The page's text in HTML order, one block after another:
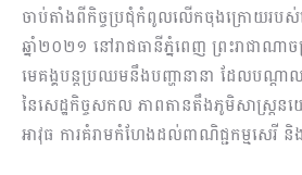
ចាប់តាំងពីកិច្ចប្រជុំកំពូលលើកចុងក្រោយរប
ឆ្នាំ២០២១ នៅរាជធានីភ្នំពេញ ព្រះរាជាណា
មេគង្គបន្តប្រឈមនឹងបញ្ហានានា ដែលបណ្
នៃសេដ្ឋកិច្ចសកល ភាពតានតឹងភូមិសាស្ត្រន
អាវុធ ការគំរាមកំហែងដល់ពាណិជ្ជកម្មសេរី និ